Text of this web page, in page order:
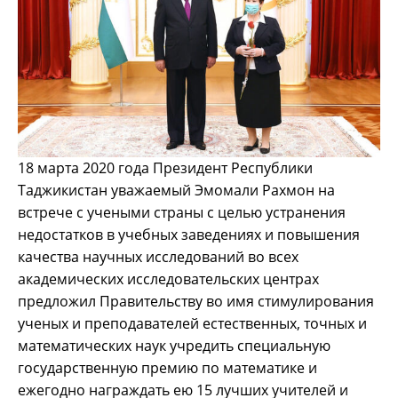
18 марта 2020 года Президент Республики
Таджикистан уважаемый Эмомали Рахмон на
встрече с учеными страны с целью устранения
недостатков в учебных заведениях и повышения
качества научных исследований во всех
академических исследовательских центрах
предложил Правительству во имя стимулирования
ученых и преподавателей естественных, точных и
математических наук учредить специальную
государственную премию по математике и
ежегодно награждать ею 15 лучших учителей и